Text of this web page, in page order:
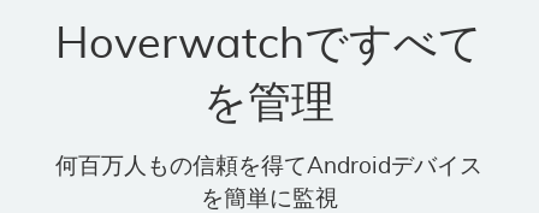
Hoverwatchですべて
を管理
何百万人もの信頼を得てAndroidデバイス
を簡単に監視